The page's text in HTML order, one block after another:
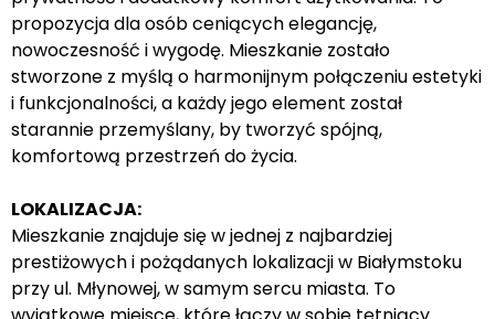
propozycja dla osób ceniących elegancję,
nowoczesność i wygodę. Mieszkanie zostało
stworzone z myślą o harmonijnym połączeniu estetyki
i funkcjonalności, a każdy jego element został
starannie przemyślany, by tworzyć spójną,
komfortową przestrzeń do życia.
LOKALIZACJA:
Mieszkanie znajduje się w jednej z najbardziej
prestiżowych i pożądanych lokalizacji w Białymstoku
przy ul. Młynowej, w samym sercu miasta. To